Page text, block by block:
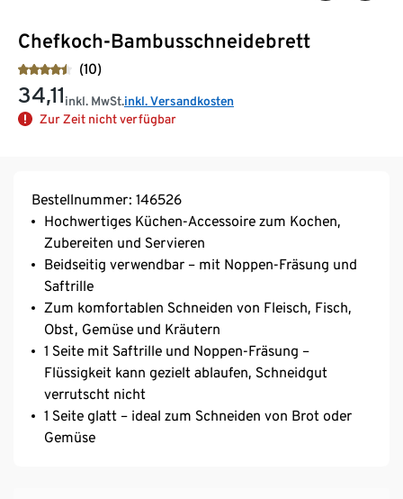
Chefkoch-Bambusschneidebrett
(10)
34,11inkl. MwSt.inkl. Versandkosten
Zur Zeit nicht verfügbar
Bestellnummer: 146526
Hochwertiges Küchen-Accessoire zum Kochen,
Zubereiten und Servieren
Beidseitig verwendbar – mit Noppen-Fräsung und
Saftrille
Zum komfortablen Schneiden von Fleisch, Fisch,
Obst, Gemüse und Kräutern
1 Seite mit Saftrille und Noppen-Fräsung –
Flüssigkeit kann gezielt ablaufen, Schneidgut
verrutscht nicht
1 Seite glatt – ideal zum Schneiden von Brot oder
Gemüse